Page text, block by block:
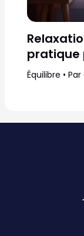
pratique
Équilibre • Par